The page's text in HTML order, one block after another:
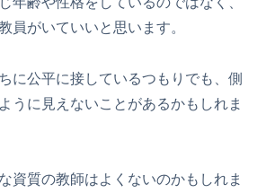
員がいていいと思います。
に公平に接しているつもりでも、側
うに見えないことがあるかもしれま
資質の教師はよくないのかもしれま